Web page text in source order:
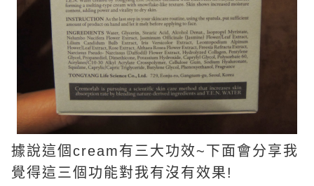
據說這個cream有三大功效~下面會分享我
覺得這三個功能對我有沒有效果!